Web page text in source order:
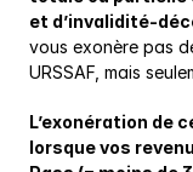
et d’invalidité-
vous exonère pas
URSSAF, mais
L’exonération de
lorsque vos